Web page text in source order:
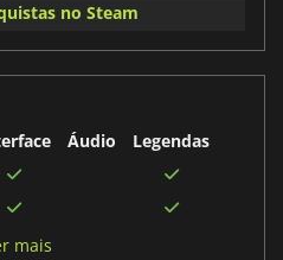
no Steam
Áudio
Legendas
mais